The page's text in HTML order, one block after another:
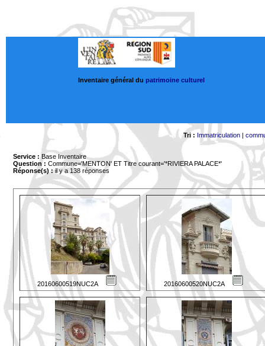
Inventaire général du patrimoine culturel
Tri : Immatriculation|
Service : Base Inventaire
Question : Commune='MENTON' ET Titre courant='*RIVIERA PALACE*'
Réponse(s) :il y a 138 réponses
20160600519NUC2A 20160600520NUC2A